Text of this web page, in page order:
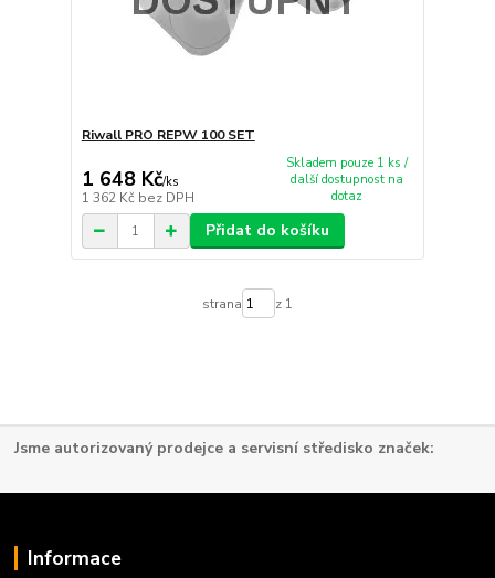
Riwall PRO REPW 100 SET
1 648 Kč/ks
1 362 Kč bez DPH
Skladem pouze 1 ks /
další dostupnost na
dotaz
Přidat do košíku
strana z 1
Jsme autorizovaný prodejce a servisní středisko značek:
Informace